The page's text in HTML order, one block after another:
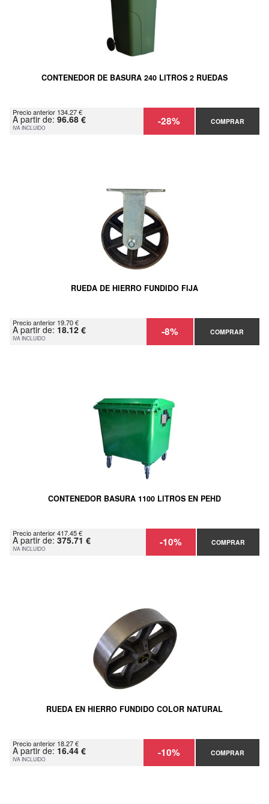
CONTENEDOR DE BASURA 240 LITROS 2 RUEDAS
Precio anterior 134.27 €
A partir de: 96.68 €
IVA INCLUIDO -28% COMPRAR
RUEDA DE HIERRO FUNDIDO FIJA
Precio anterior 19.70 €
A partir de: 18.12 €
IVA INCLUIDO -8% COMPRAR
CONTENEDOR BASURA 1100 LITROS EN PEHD
Precio anterior 417.45 €
A partir de: 375.71 €
IVA INCLUIDO -10% COMPRAR
RUEDA EN HIERRO FUNDIDO COLOR NATURAL
Precio anterior 18.27 €
A partir de: 16.44 €
IVA INCLUIDO -10% COMPRAR